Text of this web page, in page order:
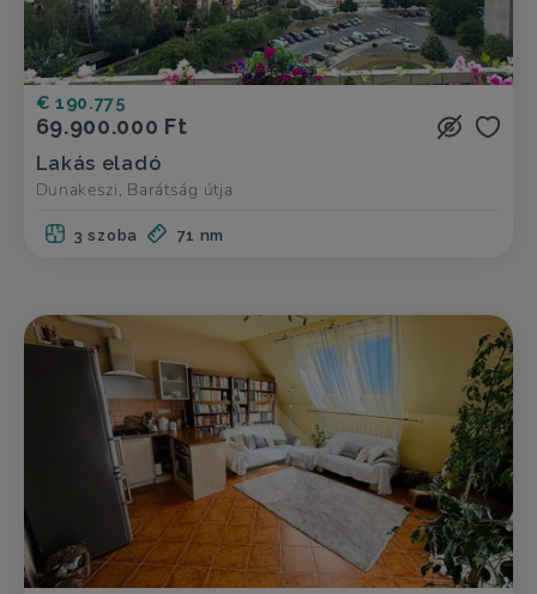
€ 190.775
69.900.000 Ft
Lakás eladó
Dunakeszi, Barátság útja
3 szoba 71 nm